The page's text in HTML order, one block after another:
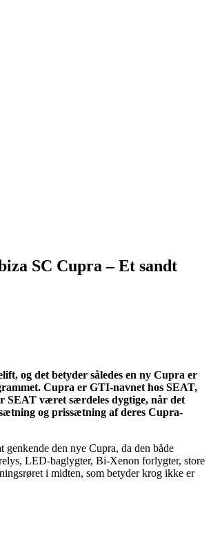
SC Cupra – Et sandt
og det betyder således en ny Cupra er
Cupra er GTI-navnet hos SEAT,
SEAT været særdeles dygtige, når det
og prissætning af deres Cupra-
genkende den nye Cupra, da den både
LED-baglygter, Bi-Xenon forlygter, store
i midten, som betyder krog ikke er